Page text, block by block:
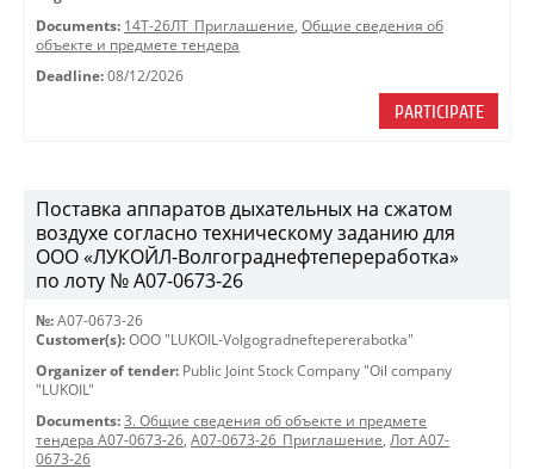
Documents: 14Т-26ЛТ_Приглашение, Общие сведения об
объекте и предмете тендера
Deadline: 08/12/2026
PARTICIPATE
Поставка аппаратов дыхательных на сжатом
воздухе согласно техническому заданию для
ООО «ЛУКОЙЛ-Волгограднефтепереработка»
по лоту № A07-0673-26
№: A07-0673-26
Customer(s): OOO "LUKOIL-Volgogradneftepererabotka"
Organizer of tender: Public Joint Stock Company "Oil company
"LUKOIL"
Documents: 3. Общие сведения об объекте и предмете
тендера A07-0673-26, A07-0673-26_Приглашение, Лот A07-
0673-26